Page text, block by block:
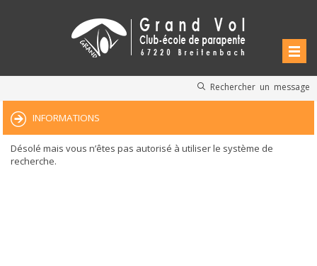
Rechercher un message
INFORMATIONS
Désolé mais vous n’êtes pas autorisé à utiliser le système de
recherche.